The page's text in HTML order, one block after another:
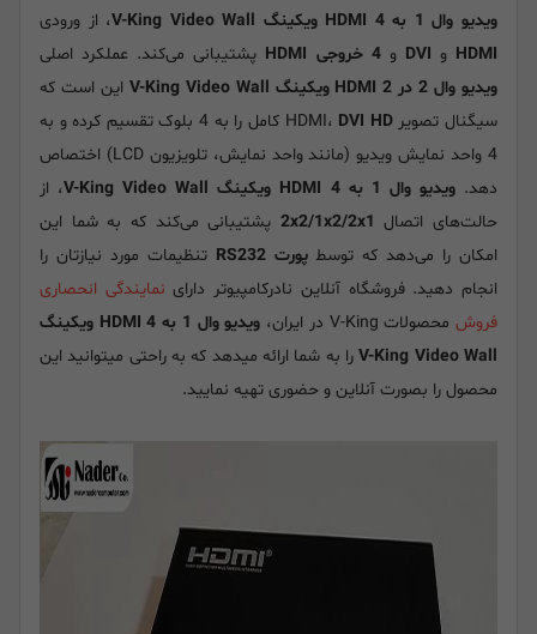
ویدیو وال 1 به 4 HDMI ویکینگ V-King Video Wall
، از ورودی
HDMI و DVI و4 خروجی HDMI
پشتیبانی می‌کند. عملکرد اصلی
ویدیو وال 2 در 2 HDMI ویکینگ V-King Video Wall
این است که
سیگنال تصویر HDMI،DVI HD
کامل را به 4 بلوک تقسیم کرده و به
4 واحد نمایش ویدیو (مانند واحد نمایش، تلویزیون LCD) اختصاص
دهد.ویدیو وال 1 به 4 HDMI ویکینگ V-King Video Wall
، از
حالت‌های اتصال 2x2/1x2/2x1 پشتیبانی می‌کند که به شما این
امکان را می‌دهد که توسطپورت RS232
تنظیمات مورد نیازتان را
انجام دهید. فروشگاه آنلاین نادرکامپیوتر دارای نمایندگی انحصاری
فروشمحصولات V-King در ایران،
ویدیو وال 1 به 4 HDMI ویکینگ
V-King Video Wallرا به شما ارائه میدهد که به راحتی میتوانید این
محصول را بصورت آنلاین و حضوری تهیه نمایید.